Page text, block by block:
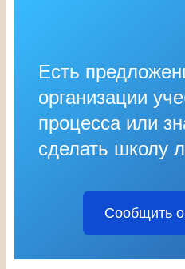
Есть
организации
процесса или
сделать школу
Сообщить